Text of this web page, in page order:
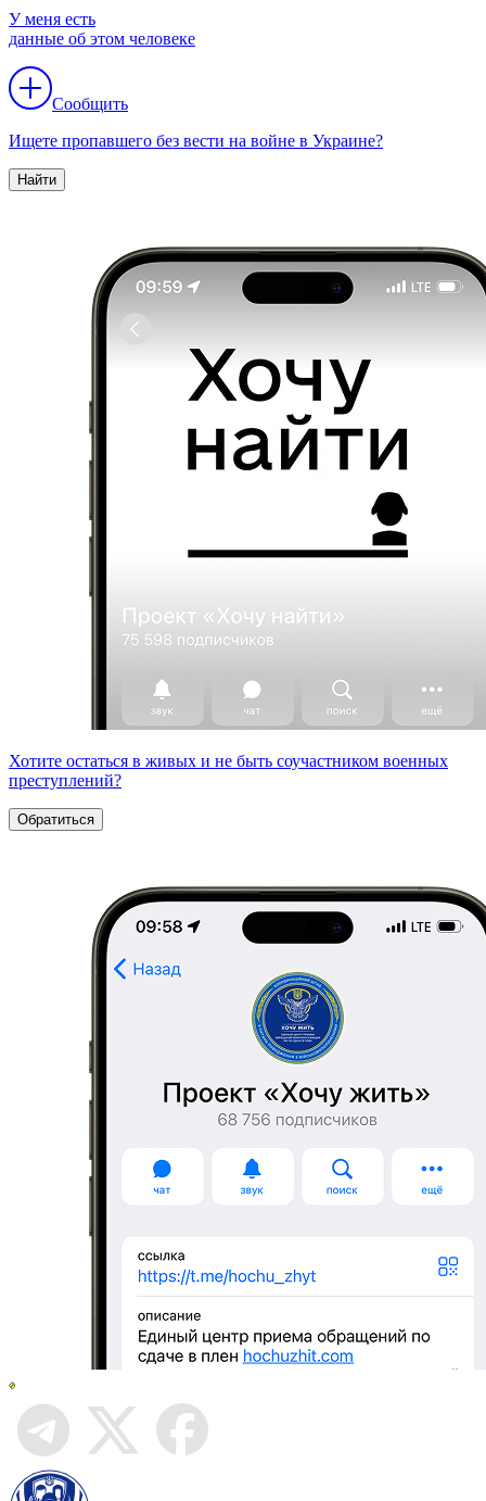
У меня есть
данные об этом человеке
Сообщить
Ищете пропавшего без вести на войне в Украине?
Найти
Хотите остаться в живых и не быть соучастником военных
преступлений?
Обратиться